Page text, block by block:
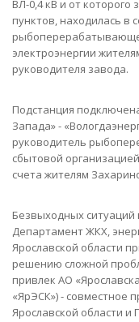
ВЛ-0,4 кВ и от
пунктов, находилась в
электроэнергии
руководителя завода.
Подстанция
Запада» -
руководитель
сбытовой
счета жителям
Безвыходных ситуаций
Департамент ЖКХ,
Ярославской области
решению сложной
привлек АО
«ЯрЭСК») - совместное
Ярославской области